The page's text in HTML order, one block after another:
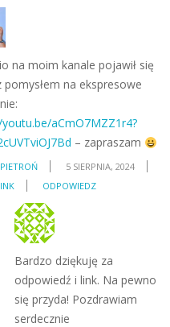
na moim kanale pojawił się
pomysłem na ekspresowe
aCmO7MZZ1r4?
– zapraszam
5 SIERPNIA, 2024
ODPOWIEDZ
Bardzo dziękuję za
odpowiedź i link. Na pewno
się przyda! Pozdrawiam
serdecznie